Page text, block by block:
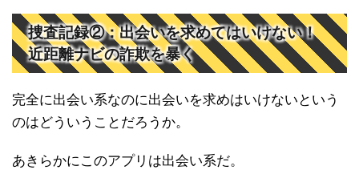
捜査記録②：出会いを求めてはいけない！
近距離ナビの詐欺を暴く
完全に出会い系なのに出会いを求めはいけないという
のはどういうことだろうか。
あきらかにこのアプリは出会い系だ。